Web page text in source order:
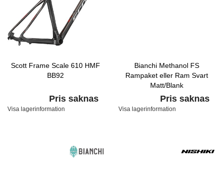
Scott Frame Scale 610 HMF
BB92
Pris saknas
Visa lagerinformation
Bianchi Methanol FS
Rampaket eller Ram Svart
Matt/Blank
Pris saknas
Visa lagerinformation